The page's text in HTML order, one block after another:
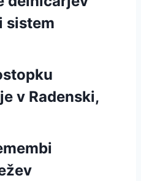
sistem
v Radenski,